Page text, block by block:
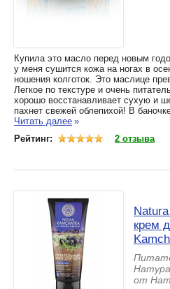
Купила это масло перед новым
у меня сушится кожа на ногах в
ношения колготок. Это маслице
Легкое по текстуре и очень
хорошо восстанавливает сухую и
пахнет свежей облепихой! В
Читать далее »
Рейтинг:
2 отзыва
крем
от